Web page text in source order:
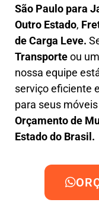
São Paulo para
Outro Estado, F
de Carga Leve.
Transporteou
nossa equipe
serviço eficiente
para seus
Orçamento de
Estado do Brasil.